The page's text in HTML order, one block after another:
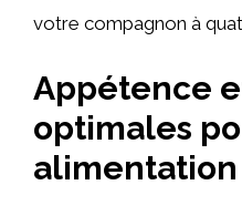
votre compagnon à
Appétence
optimales